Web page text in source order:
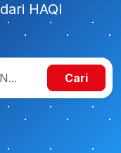
dari HAQI
Cari